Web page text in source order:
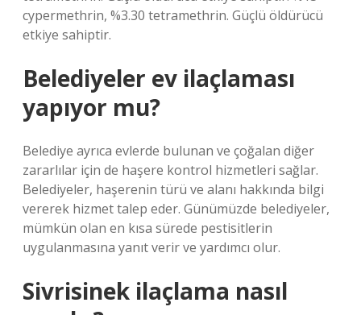
cypermethrin, %3.30 tetramethrin. Güçlü öldürücü
etkiye sahiptir.
Belediyeler ev ilaçlaması
yapıyor mu?
Belediye ayrıca evlerde bulunan ve çoğalan diğer
zararlılar için de haşere kontrol hizmetleri sağlar.
Belediyeler, haşerenin türü ve alanı hakkında bilgi
vererek hizmet talep eder. Günümüzde belediyeler,
mümkün olan en kısa sürede pestisitlerin
uygulanmasına yanıt verir ve yardımcı olur.
Sivrisinek ilaçlama nasıl